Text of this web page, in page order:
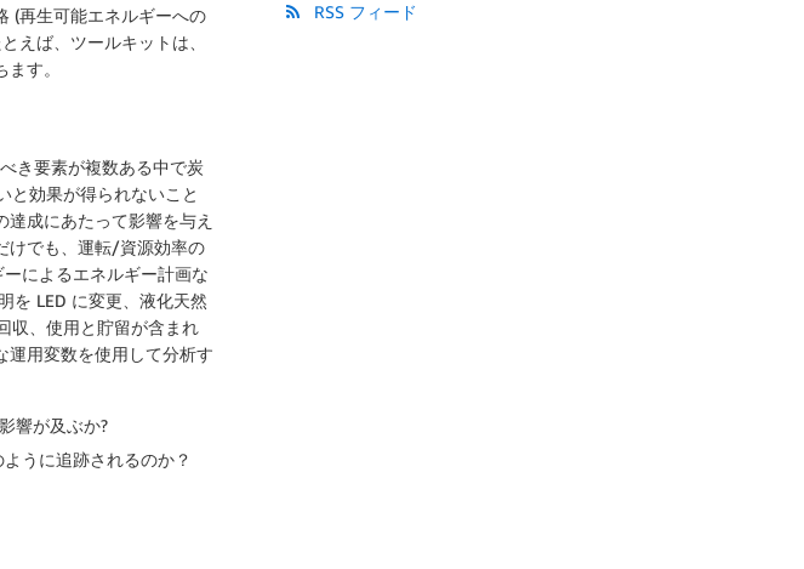
(再生可能エネルギーへの
えば、ツールキットは、
す。
き要素が複数ある中で炭
と効果が得られないこと
成にあたって影響を与え
けでも、運転/資源効率の
によるエネルギー計画な
を LED に変更、液化天然
収、使用と貯留が含まれ
運用変数を使用して分析す
響が及ぶか?
うに追跡されるのか？
RSS フィード